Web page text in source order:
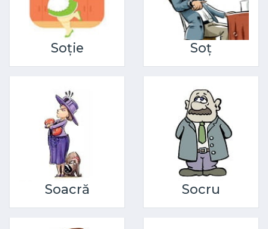
Soție Soț
Soacră Socru